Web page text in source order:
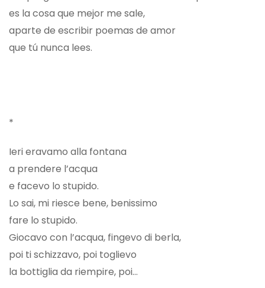
es la cosa que mejor me sale,
aparte de escribir poemas de amor
que tú nunca lees.
*
Ieri eravamo alla fontana
a prendere l’acqua
e facevo lo stupido.
Lo sai, mi riesce bene, benissimo
fare lo stupido.
Giocavo con l’acqua, fingevo di berla,
poi ti schizzavo, poi toglievo
la bottiglia da riempire, poi...